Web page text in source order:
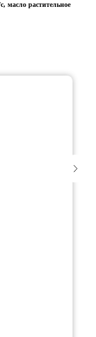
масло растительное